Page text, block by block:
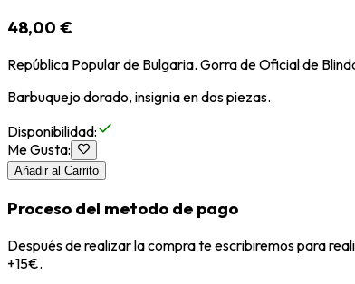
48,00 €
República Popular de Bulgaria. Gorra de Oficial de
Barbuquejo dorado, insignia en dos piezas.
Disponibilidad:
Me Gusta:
Añadir al Carrito
Proceso del metodo de pago
Después de realizar la compra te escribiremos para
+15€.